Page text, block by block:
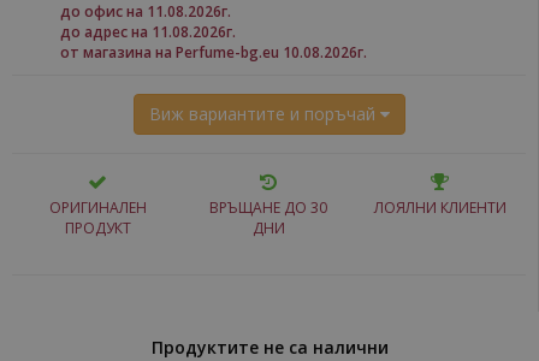
до офис на 11.08.2026г.
до адрес на 11.08.2026г.
от магазина на Perfume-bg.eu 10.08.2026г.
Виж вариантите и поръчай
ОРИГИНАЛЕН
ПРОДУКТ
ВРЪЩАНЕ ДО 30
ДНИ
ЛОЯЛНИ КЛИЕНТИ
Продуктите не са налични